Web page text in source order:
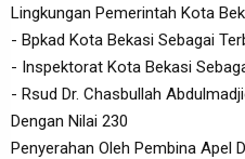
Lingkungan Pemerintah Kota
- Bpkad Kota Bekasi Sebagai
- Inspektorat Kota Bekasi
- Rsud Dr. Chasbullah
Dengan Nilai 230
Penyerahan Oleh Pembina Apel